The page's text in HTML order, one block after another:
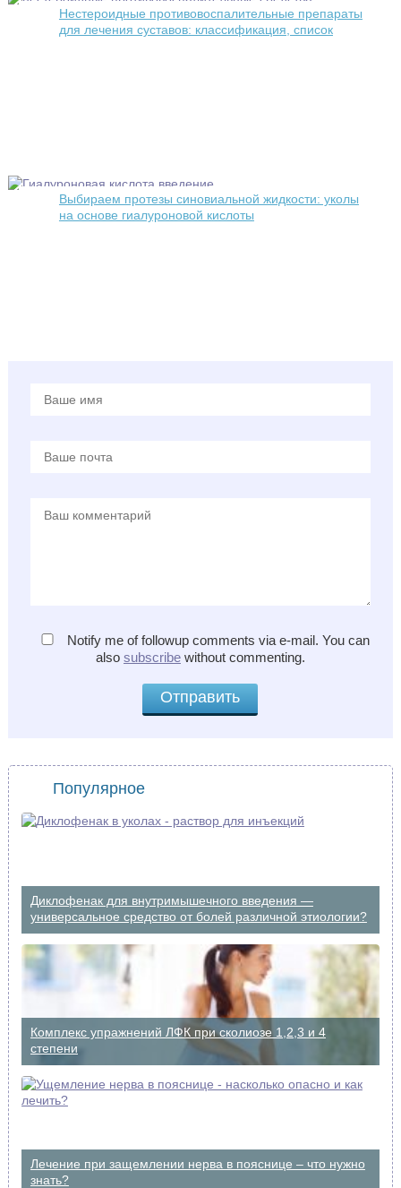
Нестероидные противовоспалительные препараты
для лечения суставов: классификация, список
Выбираем протезы синовиальной жидкости: уколы
на основе гиалуроновой кислоты
Notify me of followup comments via e-mail. You can
also subscribewithout commenting.
Популярное
Диклофенак для внутримышечного введения —
универсальное средство от болей различной этиологии?
Комплекс упражнений ЛФК при сколиозе 1,2,3 и 4
степени
Лечение при защемлении нерва в пояснице – что нужно
знать?